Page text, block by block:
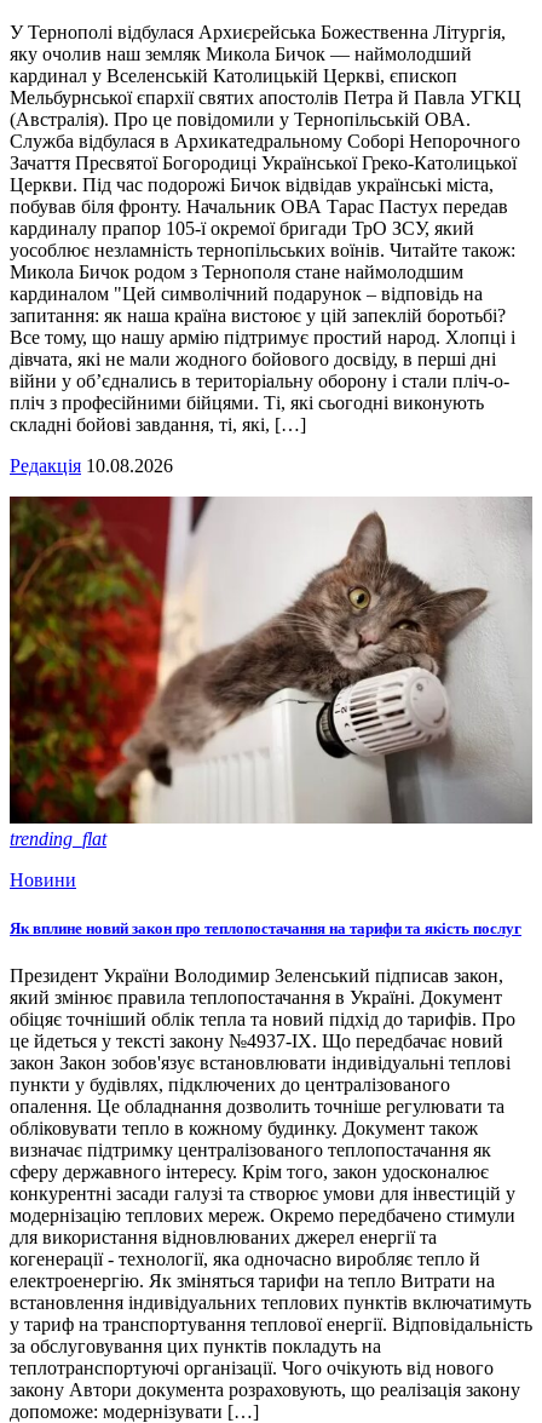
У Тернополі відбулася Архиєрейська Божественна Літургія,
яку очолив наш земляк Микола Бичок — наймолодший
кардинал у Вселенській Католицькій Церкві, єпископ
Мельбурнської єпархії святих апостолів Петра й Павла УГКЦ
(Австралія). Про це повідомили у Тернопільській ОВА.
Служба відбулася в Архикатедральному Соборі Непорочного
Зачаття Пресвятої Богородиці Української Греко-Католицької
Церкви. Під час подорожі Бичок відвідав українські міста,
побував біля фронту. Начальник ОВА Тарас Пастух передав
кардиналу прапор 105-ї окремої бригади ТрО ЗСУ, який
уособлює незламність тернопільських воїнів. Читайте також:
Микола Бичок родом з Тернополя стане наймолодшим
кардиналом "Цей символічний подарунок – відповідь на
запитання: як наша країна вистоює у цій запеклій боротьбі?
Все тому, що нашу армію підтримує простий народ. Хлопці і
дівчата, які не мали жодного бойового досвіду, в перші дні
війни у об’єднались в територіальну оборону і стали пліч-о-
пліч з професійними бійцями. Ті, які сьогодні виконують
складні бойові завдання, ті, які, […]
Редакція 10.08.2026
trending_flat
Новини
Як вплине новий закон про теплопостачання на тарифи та якість послуг
Президент України Володимир Зеленський підписав закон,
який змінює правила теплопостачання в Україні. Документ
обіцяє точніший облік тепла та новий підхід до тарифів. Про
це йдеться у тексті закону №4937-ІХ. Що передбачає новий
закон Закон зобов'язує встановлювати індивідуальні теплові
пункти у будівлях, підключених до централізованого
опалення. Це обладнання дозволить точніше регулювати та
обліковувати тепло в кожному будинку. Документ також
визначає підтримку централізованого теплопостачання як
сферу державного інтересу. Крім того, закон удосконалює
конкурентні засади галузі та створює умови для інвестицій у
модернізацію теплових мереж. Окремо передбачено стимули
для використання відновлюваних джерел енергії та
когенерації - технології, яка одночасно виробляє тепло й
електроенергію. Як зміняться тарифи на тепло Витрати на
встановлення індивідуальних теплових пунктів включатимуть
у тариф на транспортування теплової енергії. Відповідальність
за обслуговування цих пунктів покладуть на
теплотранспортуючі організації. Чого очікують від нового
закону Автори документа розраховують, що реалізація закону
допоможе: модернізувати […]